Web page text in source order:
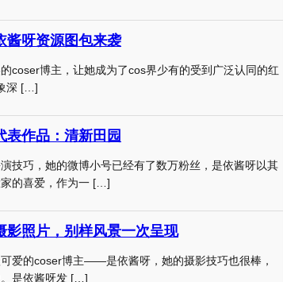
酱呀资源图包来袭
coser博主，让她成为了cos界少有的受到广泛认同的红
深 […]
表作品：清新田园
技巧，她的微博小号已经有了数万粉丝，是依酱呀以其
的喜爱，作为一 […]
影照片，别样风景一次呈现
爱的coser博主——是依酱呀，她的摄影技巧也很棒，
是依酱呀发 […]